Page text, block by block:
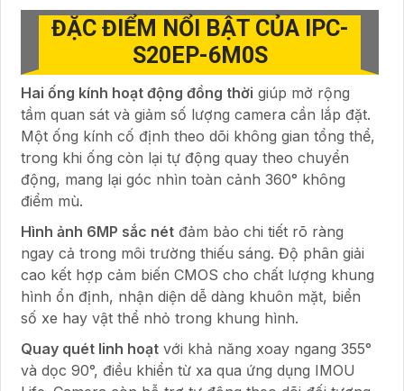
ĐẶC ĐIỂM NỔI BẬT CỦA IPC-
S20EP-6M0S
Hai ống kính hoạt động đồng thời giúp mở rộng
tầm quan sát và giảm số lượng camera cần lắp đặt.
Một ống kính cố định theo dõi không gian tổng thể,
trong khi ống còn lại tự động quay theo chuyển
động, mang lại góc nhìn toàn cảnh 360° không
điểm mù.
Hình ảnh 6MP sắc nét đảm bảo chi tiết rõ ràng
ngay cả trong môi trường thiếu sáng. Độ phân giải
cao kết hợp cảm biến CMOS cho chất lượng khung
hình ổn định, nhận diện dễ dàng khuôn mặt, biển
số xe hay vật thể nhỏ trong khung hình.
Quay quét linh hoạt với khả năng xoay ngang 355°
và dọc 90°, điều khiển từ xa qua ứng dụng IMOU